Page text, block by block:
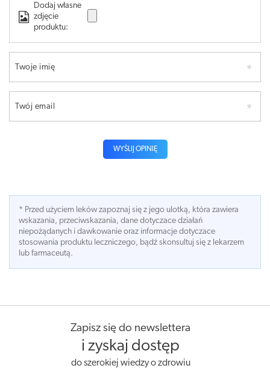
Dodaj własne
zdjęcie
produktu:
Twoje imię
Twój email
WYŚLIJ OPINIĘ
* Przed użyciem leków zapoznaj się z jego ulotką, która zawiera
wskazania, przeciwskazania, dane dotyczace działań
niepożądanych i dawkowanie oraz informacje dotyczace
stosowania produktu leczniczego, bądź skonsultuj się z lekarzem
lub farmaceutą.
Zapisz się do newslettera
i zyskaj dostęp
do szerokiej wiedzy o zdrowiu